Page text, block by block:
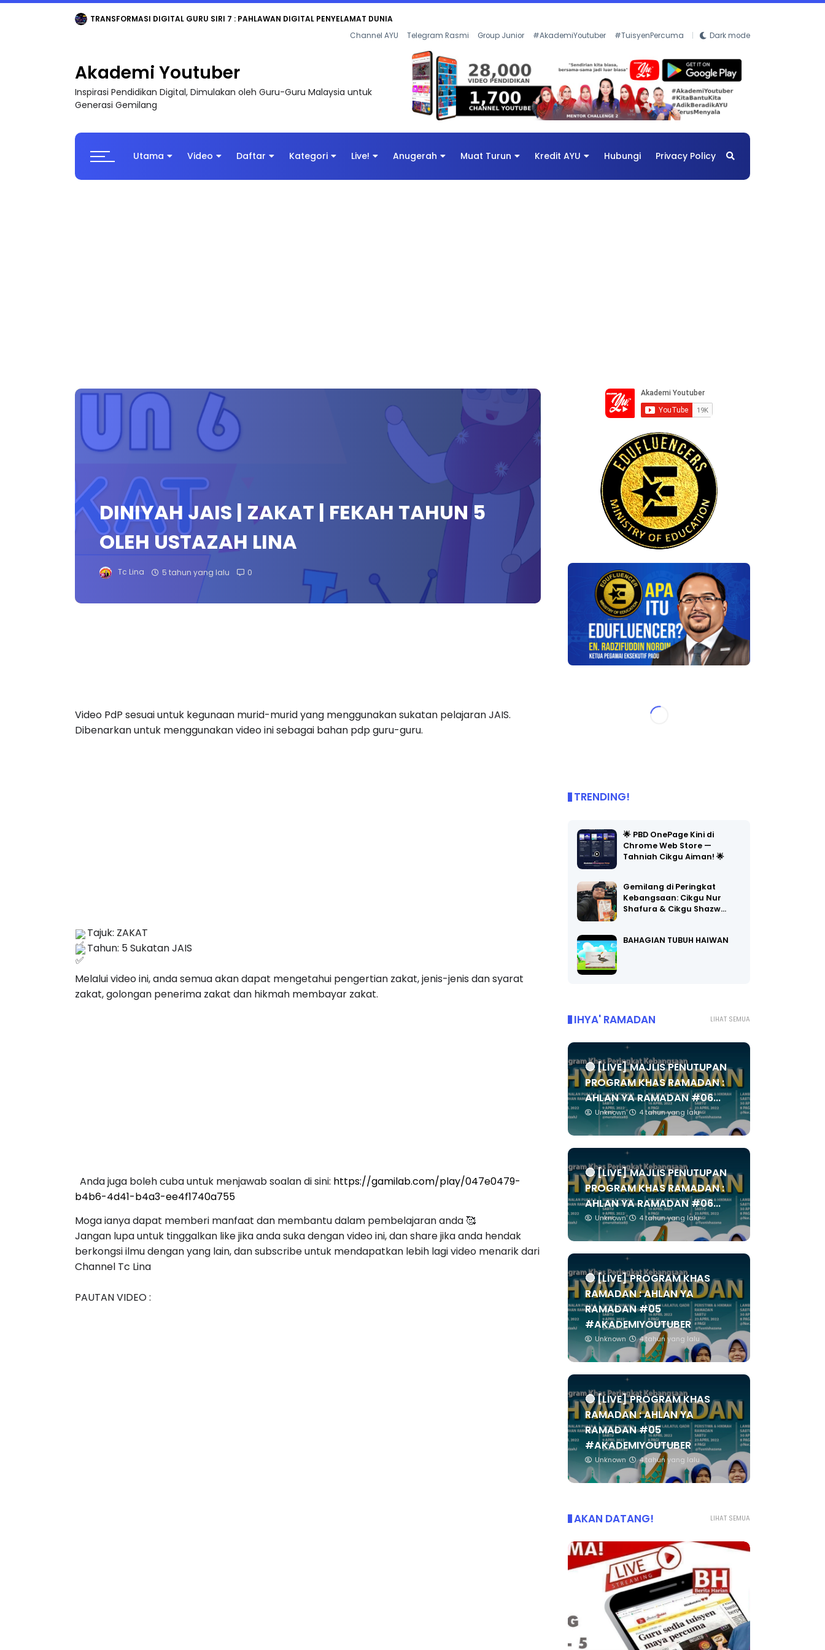
TRANSFORMASI DIGITAL GURU SIRI 7 : PAHLAWAN DIGITAL PENYELAMAT DUNIA
Channel AYU Telegram Rasmi Group Junior #AkademiYoutuber #TuisyenPercuma Dark mode
Akademi Youtuber
Inspirasi Pendidikan Digital, Dimulakan oleh Guru-Guru Malaysia untuk
Generasi Gemilang
Utama Video Daftar Kategori Live! Anugerah Muat Turun Kredit AYU Hubungi Privacy Policy
DINIYAH JAIS | ZAKAT | FEKAH TAHUN 5
OLEH USTAZAH LINA
Tc Lina 5 tahun yang lalu 0
Video PdP sesuai untuk kegunaan murid-murid yang menggunakan sukatan pelajaran JAIS.
Dibenarkan untuk menggunakan video ini sebagai bahan pdp guru-guru.
Tahun: 5 Sukatan JAIS
Melalui video ini, anda semua akan dapat mengetahui pengertian zakat, jenis-jenis dan syarat
zakat, golongan penerima zakat dan hikmah membayar zakat.
Anda juga boleh cuba untuk menjawab soalan di sini: https://gamilab.com/play/047e0479-
b4b6-4d41-b4a3-ee4f1740a755
Moga ianya dapat memberi manfaat dan membantu dalam pembelajaran anda 🥰
Jangan lupa untuk tinggalkan like jika anda suka dengan video ini, dan share jika anda hendak
berkongsi ilmu dengan yang lain, dan subscribe untuk mendapatkan lebih lagi video menarik dari
Channel Tc Lina
PAUTAN VIDEO :
TRENDING!
🌟 PBD OnePage Kini di
Chrome Web Store —
Tahniah Cikgu Aiman! 🌟
Gemilang di Peringkat
Kebangsaan: Cikgu Nur
Shafura & Cikgu Shazw…
BAHAGIAN TUBUH HAIWAN
LIHAT SEMUA
IHYA' RAMADAN
🔴 [LIVE] MAJLIS PENUTUPAN
PROGRAM KHAS RAMADAN :
AHLAN YA RAMADAN #06...
Unknown 4 tahun yang lalu
🔴 [LIVE] MAJLIS PENUTUPAN
PROGRAM KHAS RAMADAN :
AHLAN YA RAMADAN #06...
Unknown 4 tahun yang lalu
🔴 [LIVE] PROGRAM KHAS
RAMADAN : AHLAN YA
RAMADAN #05
#AKADEMIYOUTUBER
Unknown 4 tahun yang lalu
🔴 [LIVE] PROGRAM KHAS
RAMADAN : AHLAN YA
RAMADAN #05
#AKADEMIYOUTUBER
Unknown 4 tahun yang lalu
LIHAT SEMUA
AKAN DATANG!